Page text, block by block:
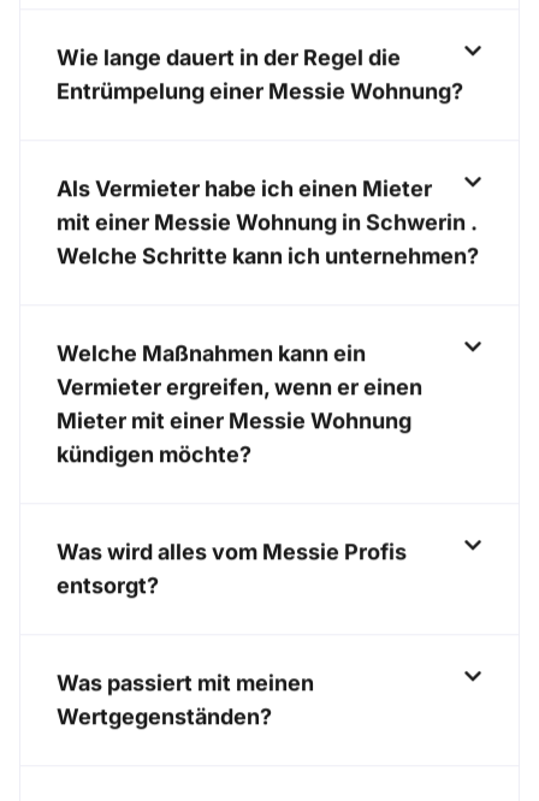
Wie lange dauert in der Regel die
Entrümpelung einer Messie Wohnung?
Als Vermieter habe ich einen Mieter
mit einer Messie Wohnung in Schwerin .
Welche Schritte kann ich unternehmen?
Welche Maßnahmen kann ein
Vermieter ergreifen, wenn er einen
Mieter mit einer Messie Wohnung
kündigen möchte?
Was wird alles vom Messie Profis
entsorgt?
Was passiert mit meinen
Wertgegenständen?